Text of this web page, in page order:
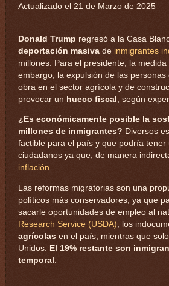
Actualizado el 21 de Marzo de 2025
Donald Trump regresó a la Casa
deportación masiva de inmigrantes
millones. Para el presidente, la
embargo, la expulsión de las
obra en el sector agrícola y de
provocar un hueco fiscal , según
¿Es económicamente posible la
millones de inmigrantes? Diversos
factible para el país y que podría
ciudadanos ya que, de manera
inflación.
Las reformas migratorias son una
políticos más conservadores, ya que
sacarle oportunidades de empleo al
Research Service (USDA) , los
agrícolas en el país, mientras que
Unidos. El 19% restante son
temporal